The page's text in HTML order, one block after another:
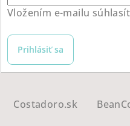
Vložením e-mailu
Prihlásiť sa
Costadoro.sk